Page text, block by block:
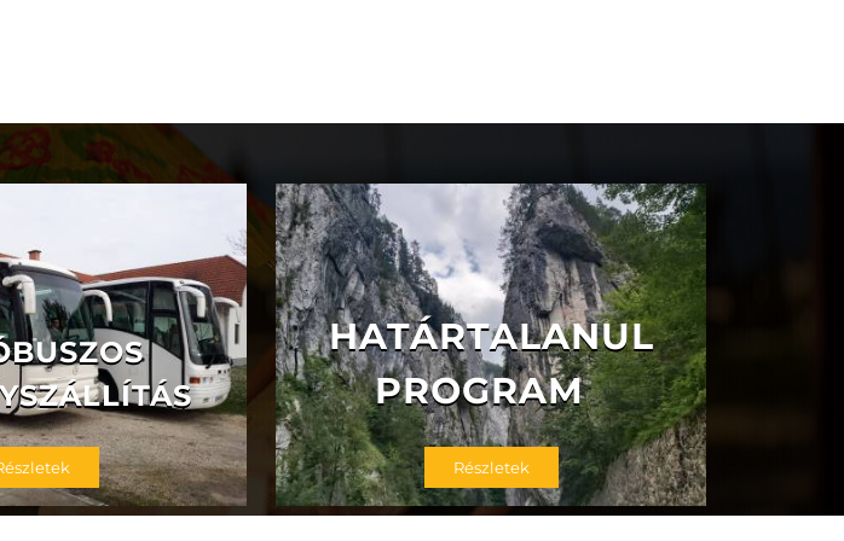
HATÁRTALANUL
PROGRAM
Részletek